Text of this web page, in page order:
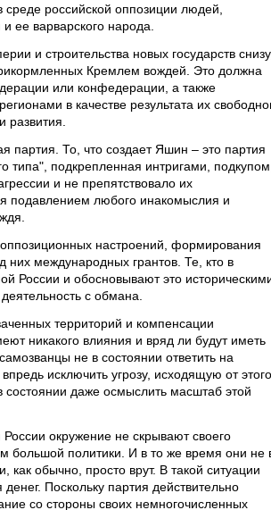
российской оппозиции людей,
ее варварского народа.
и строительства новых государств снизу,
Кремлем вождей. Это должна
или конфедерации, а также
в качестве результата их
развития.
партия. То, что создает Яшин – это партия
типа", подкрепленная интригами, подкупом,
и не препятствовало их
подавлением любого инакомыслия и
настроений, формирования
международных грантов. Те, кто в
России и обосновывают это
с обмана.
территорий и компенсации
никакого влияния и вряд ли будут иметь
не в состоянии ответить на
исключить угрозу, исходящую от этого
даже осмыслить масштаб этой
окружение не скрывают своего
большой политики. И в то же время они не
как обычно, просто врут. В такой ситуации
Поскольку партия действительно
со стороны своих немногочисленных